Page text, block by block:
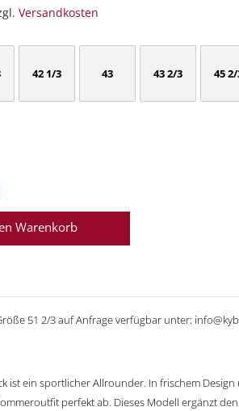
Versandkosten
42 1/3 43 43 2/3 45
Warenkorb
51 2/3 auf Anfrage verfügbar unter:
ist ein sportlicher Allrounder. In frischem
perfekt ab. Dieses Modell ergänzt